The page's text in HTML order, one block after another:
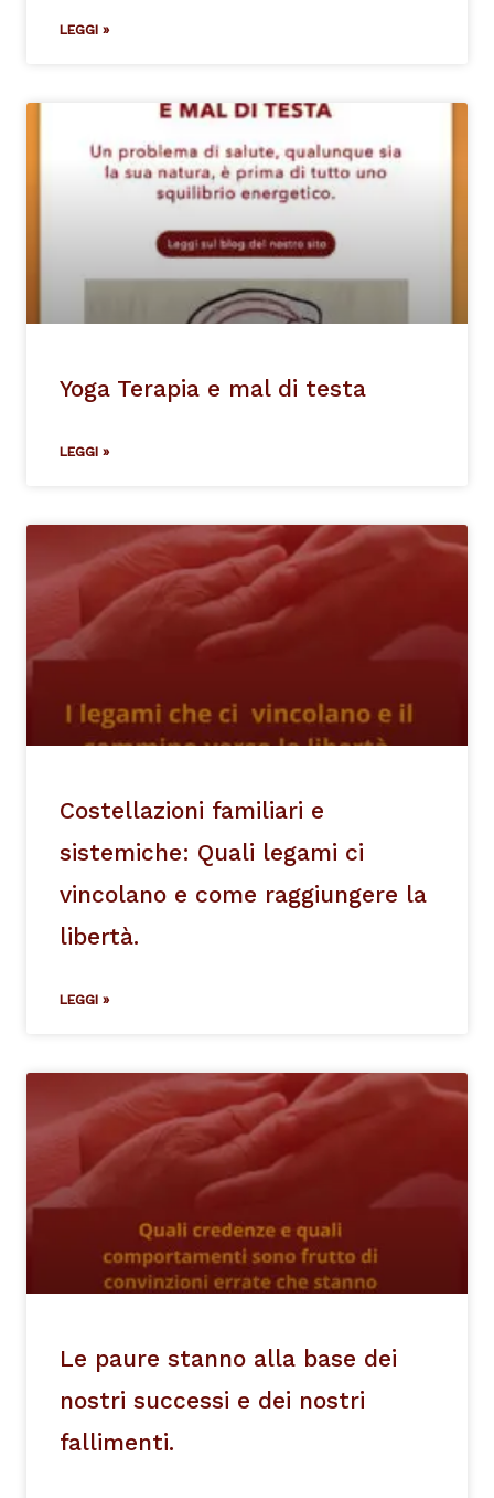
LEGGI »
Yoga Terapia e mal di testa
LEGGI »
Costellazioni familiari e
sistemiche: Quali legami ci
vincolano e come raggiungere la
libertà.
LEGGI »
Le paure stanno alla base dei
nostri successi e dei nostri
fallimenti.